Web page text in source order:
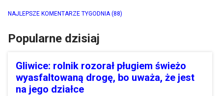
NAJLEPSZE KOMENTARZE TYGODNIA(88)
Popularne dzisiaj
Gliwice: rolnik rozorał pługiem świeżo
wyasfaltowaną drogę, bo uważa, że jest
na jego działce